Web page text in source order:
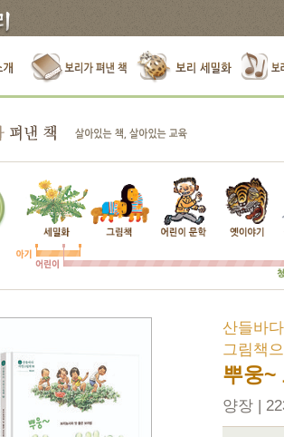
산들바
그림책
뿌웅~
양장 |